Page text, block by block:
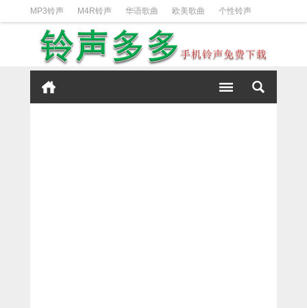
MP3铃声 M4R铃声 华语歌曲 欧美歌曲 个性铃声
日韩歌曲 动漫铃声 DJ铃声 短信铃声
iPhone铃声设置方法